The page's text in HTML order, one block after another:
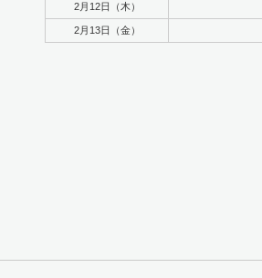
2月12日（木）
2月13日（金）